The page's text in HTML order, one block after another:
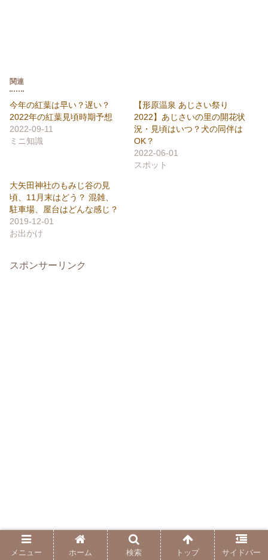
関連
今年の紅葉は早い？遅い？
2022年の紅葉見頃時期予想
2022-09-11
ミニ知識
【形原温泉 あじさい祭り
2022】あじさいの里の開花状
況・見頃はいつ？犬の同伴は
OK？
2022-06-01
スポット
大矢田神社のもみじ谷の見
頃、11月末はどう？ 混雑、
駐車場、屋台はどんな感じ？
2019-12-01
お出かけ
スポンサーリンク
メニュー ホーム 検索 トップ サイドバー